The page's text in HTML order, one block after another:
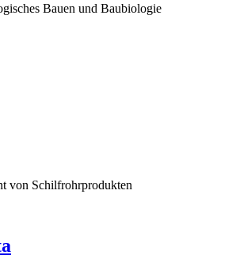
Bauen und Baubiologie
von Schilfrohrprodukten